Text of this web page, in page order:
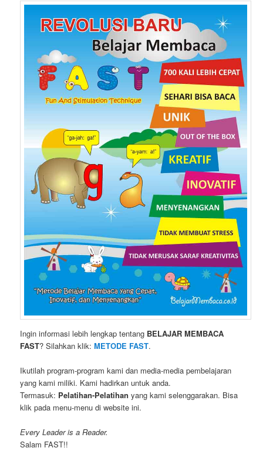
Ingin informasi lebih lengkap tentang BELAJAR MEMBACA
FAST? Silahkan klik:METODE FAST.
Ikutilah program-program kami dan media-media pembelajaran
yang kami miliki. Kami hadirkan untuk anda.
Termasuk: Pelatihan-Pelatihan yang kami selenggarakan. Bisa
klik pada menu-menu di website ini.
Every Leader is a Reader.
Salam FAST!!